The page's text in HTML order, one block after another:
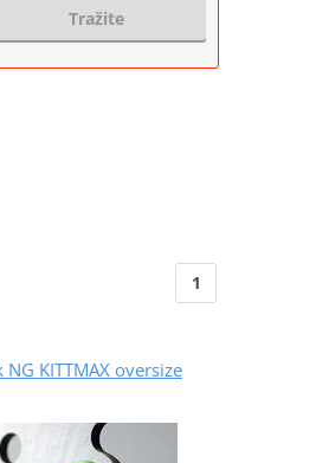
Tražite
1
KITTMAX oversize